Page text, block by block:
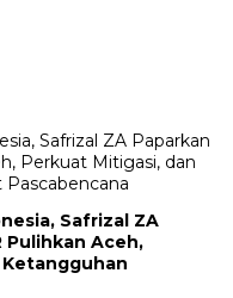
Safrizal ZA
Pulihkan Aceh,